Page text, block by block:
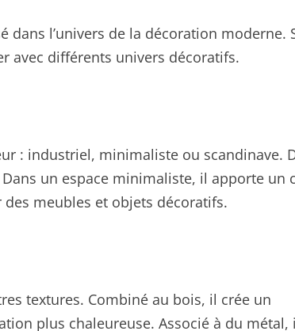
l’univers de la décoration moderne.
avec différents univers décoratifs.
: industriel, minimaliste ou scandinave.
un espace minimaliste, il apporte un
meubles et objets décoratifs.
textures. Combiné au bois, il crée un
plus chaleureuse. Associé à du métal,